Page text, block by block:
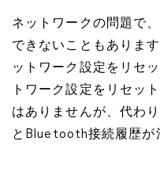
ネットワークの問題で
できないこともありま
ットワーク設定をリセ
トワーク設定をリセッ
はありませんが、代わ
とBluetooth接続履歴が